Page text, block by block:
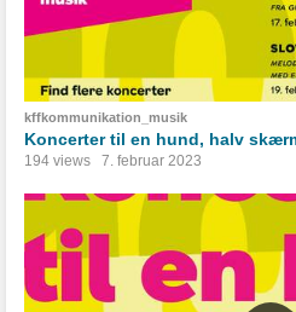
kffkommunikation_musik
Koncerter til en hund, halv
194 views 7. februar 2023